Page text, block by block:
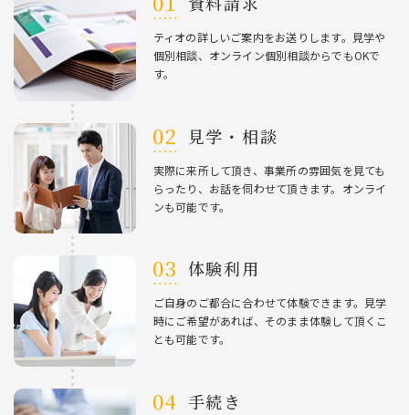
ティオの詳しいご案内をお送りします。⾒学や
個別相談、オンライン個別相談からでもOKで
す。
⾒学・相談
実際に来所して頂き、事業所の雰囲気を⾒ても
らったり、お話を伺わせて頂きます。オンライ
ンも可能です。
体験利⽤
ご⾃⾝のご都合に合わせて体験できます。⾒学
時にご希望があれば、そのまま体験して頂くこ
とも可能です。
⼿続き